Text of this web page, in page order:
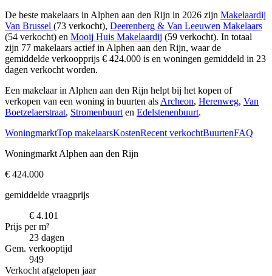
De beste makelaars in Alphen aan den Rijn in 2026 zijn Makelaardij
Van Brussel (73 verkocht), Deerenberg & Van Leeuwen Makelaars
(54 verkocht) en Mooij Huis Makelaardij (59 verkocht). In totaal
zijn 77 makelaars actief in Alphen aan den Rijn, waar de
gemiddelde verkoopprijs € 424.000 is en woningen gemiddeld in 23
dagen verkocht worden.
Een makelaar in Alphen aan den Rijn helpt bij het kopen of
verkopen van een woning in buurten als Archeon, Herenweg, Van
Boetzelaerstraat, Stromenbuurt en Edelstenenbuurt.
WoningmarktTop makelaarsKostenRecent verkochtBuurtenFAQ
Woningmarkt Alphen aan den Rijn
€ 424.000
gemiddelde vraagprijs
€ 4.101
Prijs per m²
23 dagen
Gem. verkooptijd
949
Verkocht afgelopen jaar